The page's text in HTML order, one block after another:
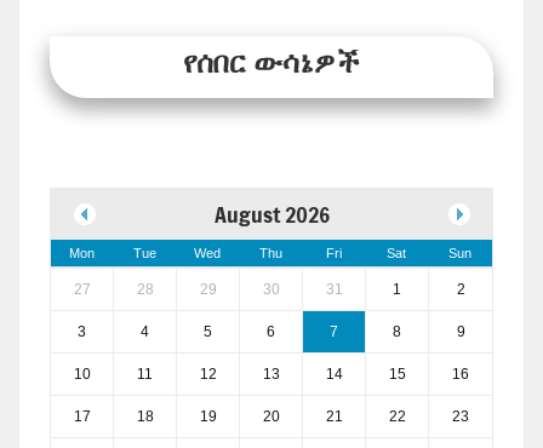
የሰበር ውሳኔዎች
August 2026
Mon Tue Wed Thu Fri Sat Sun
27 28 29 30 31 1 2
3 4 5 6 7 8 9
10 11 12 13 14 15 16
17 18 19 20 21 22 23